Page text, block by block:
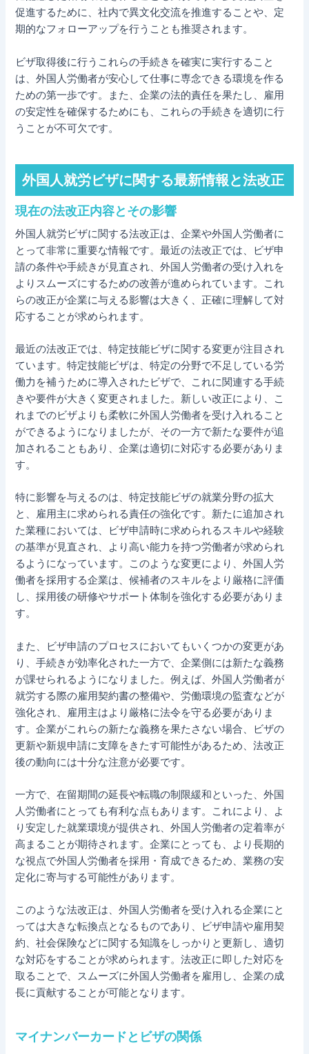
促進するために、社内で異文化交流を推進することや、定
期的なフォローアップを行うことも推奨されます。
ビザ取得後に行うこれらの手続きを確実に実行すること
は、外国人労働者が安心して仕事に専念できる環境を作る
ための第一歩です。また、企業の法的責任を果たし、雇用
の安定性を確保するためにも、これらの手続きを適切に行
うことが不可欠です。
外国人就労ビザに関する最新情報と法改正
現在の法改正内容とその影響
外国人就労ビザに関する法改正は、企業や外国人労働者に
とって非常に重要な情報です。最近の法改正では、ビザ申
請の条件や手続きが見直され、外国人労働者の受け入れを
よりスムーズにするための改善が進められています。これ
らの改正が企業に与える影響は大きく、正確に理解して対
応することが求められます。
最近の法改正では、特定技能ビザに関する変更が注目され
ています。特定技能ビザは、特定の分野で不足している労
働力を補うために導入されたビザで、これに関連する手続
きや要件が大きく変更されました。新しい改正により、こ
れまでのビザよりも柔軟に外国人労働者を受け入れること
ができるようになりましたが、その一方で新たな要件が追
加されることもあり、企業は適切に対応する必要がありま
す。
特に影響を与えるのは、特定技能ビザの就業分野の拡大
と、雇用主に求められる責任の強化です。新たに追加され
た業種においては、ビザ申請時に求められるスキルや経験
の基準が見直され、より高い能力を持つ労働者が求められ
るようになっています。このような変更により、外国人労
働者を採用する企業は、候補者のスキルをより厳格に評価
し、採用後の研修やサポート体制を強化する必要がありま
す。
また、ビザ申請のプロセスにおいてもいくつかの変更があ
り、手続きが効率化された一方で、企業側には新たな義務
が課せられるようになりました。例えば、外国人労働者が
就労する際の雇用契約書の整備や、労働環境の監査などが
強化され、雇用主はより厳格に法令を守る必要がありま
す。企業がこれらの新たな義務を果たさない場合、ビザの
更新や新規申請に支障をきたす可能性があるため、法改正
後の動向には十分な注意が必要です。
一方で、在留期間の延長や転職の制限緩和といった、外国
人労働者にとっても有利な点もあります。これにより、よ
り安定した就業環境が提供され、外国人労働者の定着率が
高まることが期待されます。企業にとっても、より長期的
な視点で外国人労働者を採用・育成できるため、業務の安
定化に寄与する可能性があります。
このような法改正は、外国人労働者を受け入れる企業にと
っては大きな転換点となるものであり、ビザ申請や雇用契
約、社会保険などに関する知識をしっかりと更新し、適切
な対応をすることが求められます。法改正に即した対応を
取ることで、スムーズに外国人労働者を雇用し、企業の成
長に貢献することが可能となります。
マイナンバーカードとビザの関係